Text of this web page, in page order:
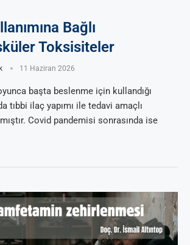
Bağlı
Toksisiteler
11 Haziran 2026
başta beslenme için kullandığı
tıbbi ilaç yapımı ile tedavi amaçlı
Covid pandemisi sonrasında ise